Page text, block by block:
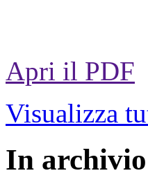
Apri il PDF
Visualizza
In archivio